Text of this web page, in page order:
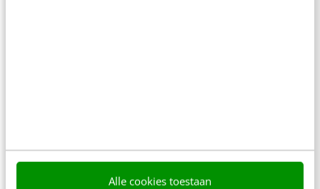
Alle cookies toestaan
onder gaat is aanwezig. Maar wie weet…